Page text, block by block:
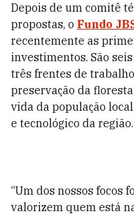
Depois de um comitê
propostas, o Fundo
recentemente as
investimentos. São
três frentes de
preservação da
vida da população
e tecnológico da região.
“Um dos nossos focos
valorizem quem está